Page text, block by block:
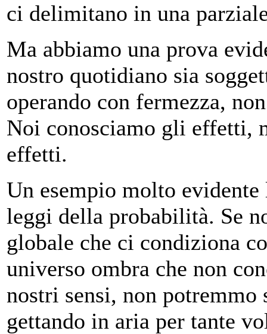
ci delimitano in una
Ma abbiamo una prova
nostro quotidiano sia
operando con fermezza,
Noi conosciamo gli effetti,
effetti.
Un esempio molto
leggi della probabilità. Se
globale che ci condiziona
universo ombra che non
nostri sensi, non
gettando in aria per tante